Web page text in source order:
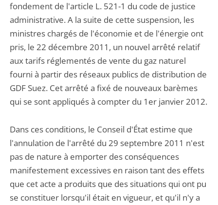
fondement de l'article L. 521-1 du code de justice
administrative. A la suite de cette suspension, les
ministres chargés de l'économie et de l'énergie ont
pris, le 22 décembre 2011, un nouvel arrêté relatif
aux tarifs réglementés de vente du gaz naturel
fourni à partir des réseaux publics de distribution de
GDF Suez. Cet arrêté a fixé de nouveaux barèmes
qui se sont appliqués à compter du 1er janvier 2012.
Dans ces conditions, le Conseil d'État estime que
l'annulation de l'arrêté du 29 septembre 2011 n'est
pas de nature à emporter des conséquences
manifestement excessives en raison tant des effets
que cet acte a produits que des situations qui ont pu
se constituer lorsqu'il était en vigueur, et qu'il n'y a